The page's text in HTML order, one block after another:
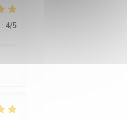
: 4/5